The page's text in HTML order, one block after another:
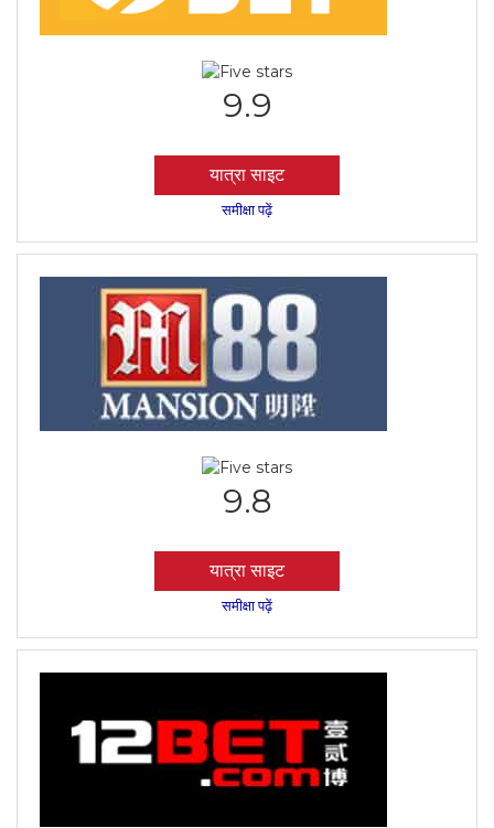
9.9
यात्रा साइट
समीक्षा पढ़ें
9.8
यात्रा साइट
समीक्षा पढ़ें